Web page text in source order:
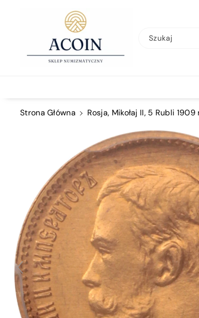
Szukaj
Strona Główna Rosja, Mikołaj II, 5 Rubli 1909